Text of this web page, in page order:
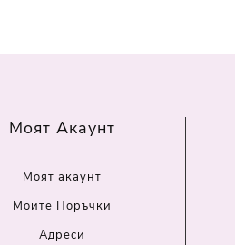
Моят Акаунт
Моят акаунт
Моите Поръчки
Адреси